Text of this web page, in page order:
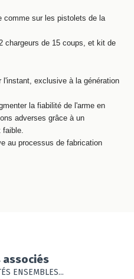
comme sur les pistolets de la
chargeurs de 15 coups, et kit de
l'instant, exclusive à la génération
la fiabilité de l'arme en
adverses grâce à un
faible.
au processus de fabrication
ENSEMBLES...